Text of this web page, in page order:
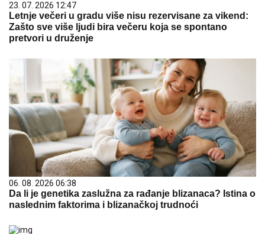
23. 07. 2026 12:47
Letnje večeri u gradu više nisu rezervisane za vikend:
Zašto sve više ljudi bira večeru koja se spontano
pretvori u druženje
06. 08. 2026 06:38
Da li je genetika zaslužna za rađanje blizanaca? Istina o
naslednim faktorima i blizanačkoj trudnoći